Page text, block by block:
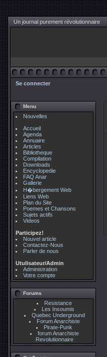
Un journal purement révolutionnaire
Se connecter
Menu
Nouvelles
Accueil
Agenda
Annuaire
Articles
Bibliotheque
Compilation
Downloads
Encyclopedie
FAQ Anar
Gallerie
H�bergement Web
Liens Web
Plan du Site
Poemes et Chansons
Sujets actifs
Videos
Participez!
Nouvel article
Contactez-Nous
Parler de nous
Utulisateur/Admin
Administration
Votre compte
Forums
Resistance
Les Insoumis
Quebec Underground
Forum Anarchiste
Pirate-Punk
forum Anarchiste
Revolutionnaire